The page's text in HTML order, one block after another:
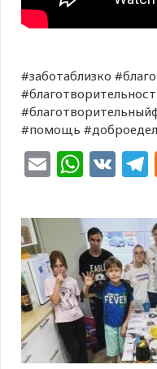
#заботаблизко
#помощь
EmailVK